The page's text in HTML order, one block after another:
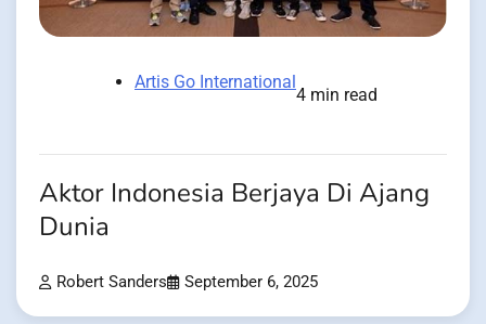
Artis Go International
4 min read
Aktor Indonesia Berjaya Di Ajang
Dunia
Robert Sanders September 6, 2025